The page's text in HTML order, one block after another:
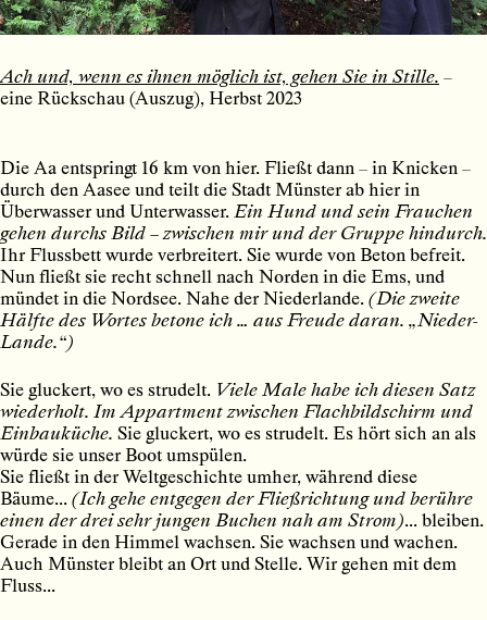
Ach und, wenn es ihnen möglich ist, gehen Sie in Stille. –
eine Rückschau (Auszug), Herbst 2023
Die Aa entspringt 16 km von hier. Fließt dann – in Knicken –
durch den Aasee und teilt die Stadt Münster ab hier in
Überwasser und Unterwasser. Ein Hund und sein Frauchen
gehen durchs Bild – zwischen mir und der Gruppe hindurch.
Ihr Flussbett wurde verbreitert. Sie wurde von Beton befreit.
Nun fließt sie recht schnell nach Norden in die Ems, und
mündet in die Nordsee. Nahe der Niederlande. (Die zweite
Hälfte des Wortes betone ich … aus Freude daran. „Nieder-
Lande.“)
Sie gluckert, wo es strudelt. Viele Male habe ich diesen Satz
wiederholt. Im Appartment zwischen Flachbildschirm und
Einbauküche. Sie gluckert, wo es strudelt. Es hört sich an als
würde sie unser Boot umspülen.
Sie fließt in der Weltgeschichte umher, während diese
Bäume... (Ich gehe entgegen der Fließrichtung und berühre
einen der drei sehr jungen Buchen nah am Strom)... bleiben.
Gerade in den Himmel wachsen. Sie wachsen und wachen.
Auch Münster bleibt an Ort und Stelle. Wir gehen mit dem
Fluss...